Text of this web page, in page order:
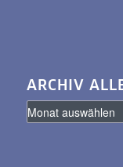
ARCHIV